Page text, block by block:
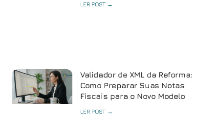
LER POST →
Validador de XML da Reforma:
Como Preparar Suas Notas
Fiscais para o Novo Modelo
LER POST →